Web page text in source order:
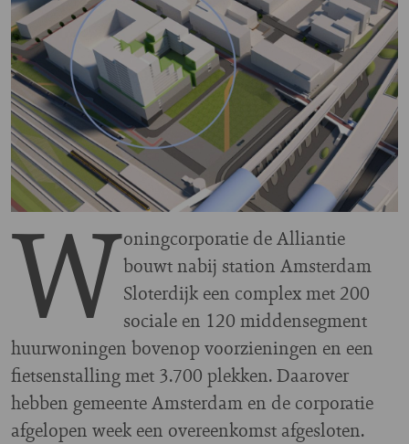
Woningcorporatie de Alliantie
bouwt nabij station Amsterdam
Sloterdijk een complex met 200
sociale en 120 middensegment
huurwoningen bovenop voorzieningen en een
fietsenstalling met 3.700 plekken. Daarover
hebben gemeente Amsterdam en de corporatie
afgelopen week een overeenkomst afgesloten.